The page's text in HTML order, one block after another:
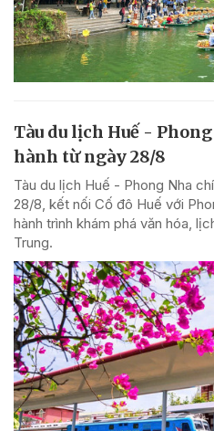
Tàu du lịch Huế -
hành từ ngày 28/8
Tàu du lịch Huế - Phong Nha
28/8, kết nối Cố đô Huế với
hành trình khám phá văn hóa,
Trung.